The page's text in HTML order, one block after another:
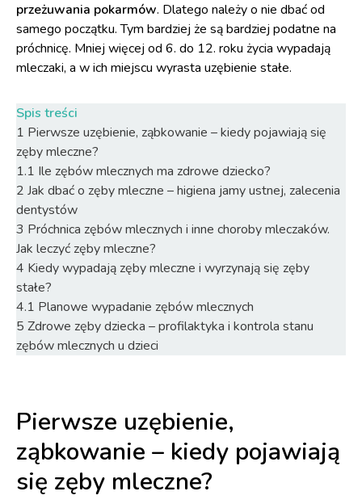
przeżuwania pokarmów. Dlatego należy o nie dbać od
samego początku. Tym bardziej że są bardziej podatne na
próchnicę. Mniej więcej od 6. do 12. roku życia wypadają
mleczaki, a w ich miejscu wyrasta uzębienie stałe.
Spis treści
1 Pierwsze uzębienie, ząbkowanie – kiedy pojawiają się
zęby mleczne?
1.1 Ile zębów mlecznych ma zdrowe dziecko?
2 Jak dbać o zęby mleczne – higiena jamy ustnej, zalecenia
dentystów
3 Próchnica zębów mlecznych i inne choroby mleczaków.
Jak leczyć zęby mleczne?
4 Kiedy wypadają zęby mleczne i wyrzynają się zęby
stałe?
4.1 Planowe wypadanie zębów mlecznych
5 Zdrowe zęby dziecka – profilaktyka i kontrola stanu
zębów mlecznych u dzieci
Pierwsze uzębienie,
ząbkowanie – kiedy pojawiają
się zęby mleczne?